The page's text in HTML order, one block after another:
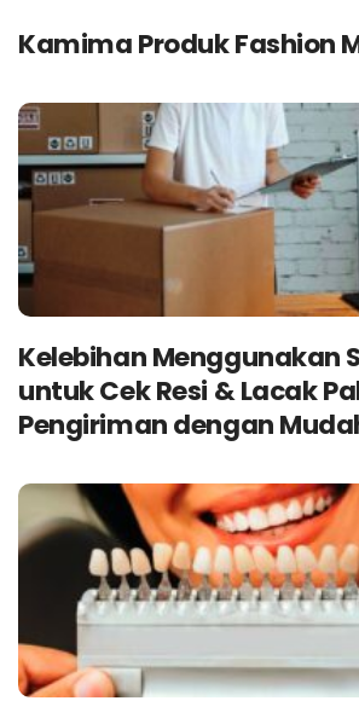
Kamima Produk Fashion
Kelebihan Menggunakan
untuk Cek Resi & Lacak
Pengiriman dengan